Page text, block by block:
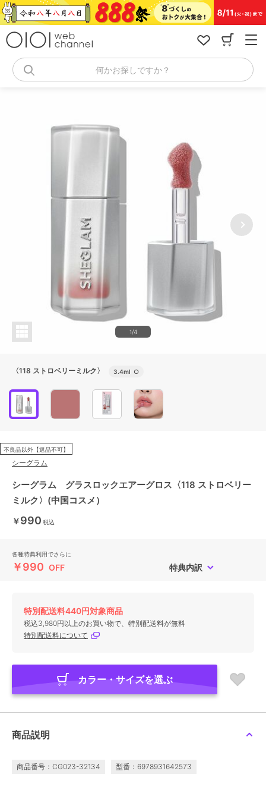
コ
ン
何かお探しですか？
1/4
〈118 ストロベリーミルク〉 3.4ml ○
不良品以外【返品不可】
シーグラム
シーグラム グラスロックエアーグロス〈118 ストロベリー
ミルク〉(中国コスメ）
￥990 税込
各種特典利用でさらに
￥990 OFF 特典内訳
特別配送料440円対象商品
税込3,980円以上のお買い物で、特別配送料が無料
特別配送料について
カラー・サイズを選ぶ
商品説明
商品番号：CG023-32134 型番：6978931642573